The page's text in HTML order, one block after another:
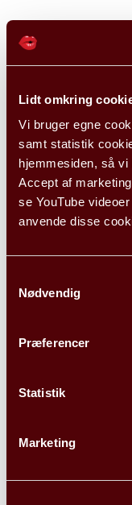
Lidt omkring
Vi bruger egne
samt statistik
hjemmesiden, så
Accept af
se YouTube
anvende disse
Nødvendig
Præferencer
Statistik
Marketing